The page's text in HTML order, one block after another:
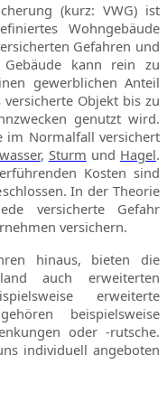
(kurz: VWG) ist
Wohngebäude
Gefahren und
Gebäude kann rein zu
gewerblichen Anteil
Objekt bis zu
genutzt wird.
im Normalfall versichert
, Sturm und Hagel.
Kosten sind
In der Theorie
versicherte Gefahr
versichern.
hinaus, bieten die
auch erweiterten
erweiterte
beispielsweise
oder -rutsche.
individuell angeboten